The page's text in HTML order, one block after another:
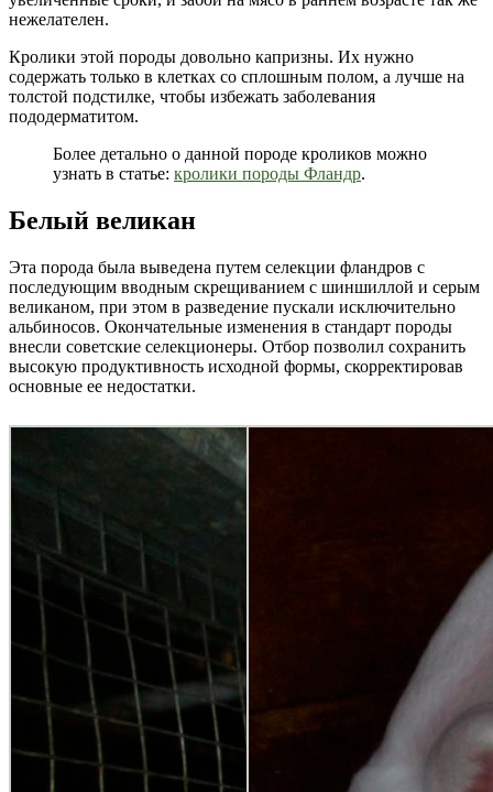
нежелателен.
Кролики этой породы довольно капризны. Их нужно
содержать только в клетках со сплошным полом, а лучше на
толстой подстилке, чтобы избежать заболевания
пододерматитом.
Более детально о данной породе кроликов можно
узнать в статье: кролики породы Фландр.
Белый великан
Эта порода была выведена путем селекции фландров с
последующим вводным скрещиванием с шиншиллой и серым
великаном, при этом в разведение пускали исключительно
альбиносов. Окончательные изменения в стандарт породы
внесли советские селекционеры. Отбор позволил сохранить
высокую продуктивность исходной формы, скорректировав
основные ее недостатки.